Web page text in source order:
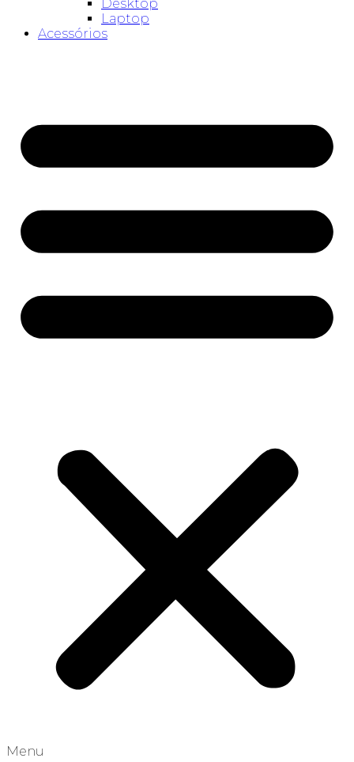
Desktop
Laptop
Acessórios
Menu